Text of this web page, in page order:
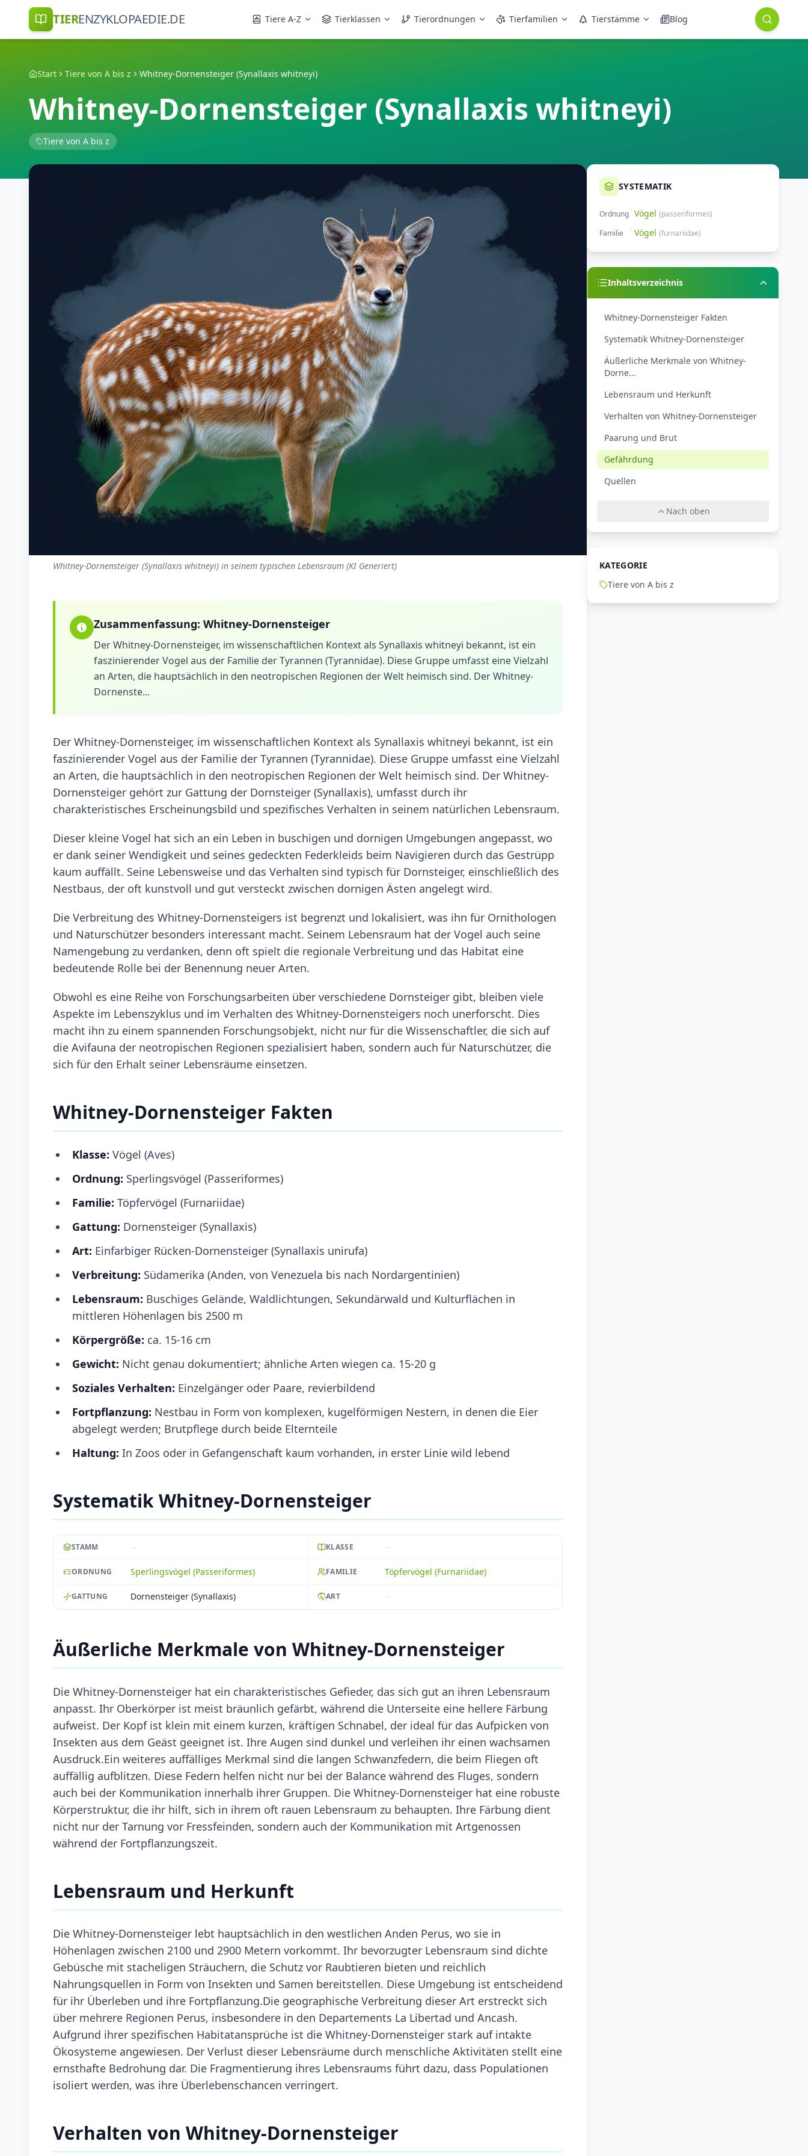
TIERENZYKLOPAEDIE.DE Tiere A-Z Tierklassen Tierordnungen Tierfamilien Tierstämme Blog
Start Tiere von A bis z Whitney-Dornensteiger (Synallaxis whitneyi)
Whitney-Dornensteiger (Synallaxis whitneyi)
Tiere von A bis z
Whitney-Dornensteiger (Synallaxis whitneyi) in seinem typischen Lebensraum (KI Generiert)
Zusammenfassung: Whitney-Dornensteiger
Der Whitney-Dornensteiger, im wissenschaftlichen Kontext als Synallaxis whitneyi bekannt, ist ein
faszinierender Vogel aus der Familie der Tyrannen (Tyrannidae). Diese Gruppe umfasst eine Vielzahl
an Arten, die hauptsächlich in den neotropischen Regionen der Welt heimisch sind. Der Whitney-
Dornenste...
Der Whitney-Dornensteiger, im wissenschaftlichen Kontext als Synallaxis whitneyi bekannt, ist ein
faszinierender Vogel aus der Familie der Tyrannen (Tyrannidae). Diese Gruppe umfasst eine Vielzahl
an Arten, die hauptsächlich in den neotropischen Regionen der Welt heimisch sind. Der Whitney-
Dornensteiger gehört zur Gattung der Dornsteiger (Synallaxis), umfasst durch ihr
charakteristisches Erscheinungsbild und spezifisches Verhalten in seinem natürlichen Lebensraum.
Dieser kleine Vogel hat sich an ein Leben in buschigen und dornigen Umgebungen angepasst, wo
er dank seiner Wendigkeit und seines gedeckten Federkleids beim Navigieren durch das Gestrüpp
kaum auffällt. Seine Lebensweise und das Verhalten sind typisch für Dornsteiger, einschließlich des
Nestbaus, der oft kunstvoll und gut versteckt zwischen dornigen Ästen angelegt wird.
Die Verbreitung des Whitney-Dornensteigers ist begrenzt und lokalisiert, was ihn für Ornithologen
und Naturschützer besonders interessant macht. Seinem Lebensraum hat der Vogel auch seine
Namengebung zu verdanken, denn oft spielt die regionale Verbreitung und das Habitat eine
bedeutende Rolle bei der Benennung neuer Arten.
Obwohl es eine Reihe von Forschungsarbeiten über verschiedene Dornsteiger gibt, bleiben viele
Aspekte im Lebenszyklus und im Verhalten des Whitney-Dornensteigers noch unerforscht. Dies
macht ihn zu einem spannenden Forschungsobjekt, nicht nur für die Wissenschaftler, die sich auf
die Avifauna der neotropischen Regionen spezialisiert haben, sondern auch für Naturschützer, die
sich für den Erhalt seiner Lebensräume einsetzen.
Whitney-Dornensteiger Fakten
Klasse: Vögel (Aves)
Ordnung: Sperlingsvögel (Passeriformes)
Familie: Töpfervögel (Furnariidae)
Gattung: Dornensteiger (Synallaxis)
Art: Einfarbiger Rücken-Dornensteiger (Synallaxis unirufa)
Verbreitung: Südamerika (Anden, von Venezuela bis nach Nordargentinien)
Lebensraum: Buschiges Gelände, Waldlichtungen, Sekundärwald und Kulturflächen in
mittleren Höhenlagen bis 2500 m
Körpergröße: ca. 15-16 cm
Gewicht: Nicht genau dokumentiert; ähnliche Arten wiegen ca. 15-20 g
Soziales Verhalten: Einzelgänger oder Paare, revierbildend
Fortpflanzung: Nestbau in Form von komplexen, kugelförmigen Nestern, in denen die Eier
abgelegt werden; Brutpflege durch beide Elternteile
Haltung: In Zoos oder in Gefangenschaft kaum vorhanden, in erster Linie wild lebend
Systematik Whitney-Dornensteiger
STAMM -- KLASSE --
ORDNUNG Sperlingsvögel (Passeriformes) FAMILIE Töpfervögel (Furnariidae)
GATTUNG Dornensteiger (Synallaxis) ART --
Äußerliche Merkmale von Whitney-Dornensteiger
Die Whitney-Dornensteiger hat ein charakteristisches Gefieder, das sich gut an ihren Lebensraum
anpasst. Ihr Oberkörper ist meist bräunlich gefärbt, während die Unterseite eine hellere Färbung
aufweist. Der Kopf ist klein mit einem kurzen, kräftigen Schnabel, der ideal für das Aufpicken von
Insekten aus dem Geäst geeignet ist. Ihre Augen sind dunkel und verleihen ihr einen wachsamen
Ausdruck.Ein weiteres auffälliges Merkmal sind die langen Schwanzfedern, die beim Fliegen oft
auffällig aufblitzen. Diese Federn helfen nicht nur bei der Balance während des Fluges, sondern
auch bei der Kommunikation innerhalb ihrer Gruppen. Die Whitney-Dornensteiger hat eine robuste
Körperstruktur, die ihr hilft, sich in ihrem oft rauen Lebensraum zu behaupten. Ihre Färbung dient
nicht nur der Tarnung vor Fressfeinden, sondern auch der Kommunikation mit Artgenossen
während der Fortpflanzungszeit.
Lebensraum und Herkunft
Die Whitney-Dornensteiger lebt hauptsächlich in den westlichen Anden Perus, wo sie in
Höhenlagen zwischen 2100 und 2900 Metern vorkommt. Ihr bevorzugter Lebensraum sind dichte
Gebüsche mit stacheligen Sträuchern, die Schutz vor Raubtieren bieten und reichlich
Nahrungsquellen in Form von Insekten und Samen bereitstellen. Diese Umgebung ist entscheidend
für ihr Überleben und ihre Fortpflanzung.Die geographische Verbreitung dieser Art erstreckt sich
über mehrere Regionen Perus, insbesondere in den Departements La Libertad und Ancash.
Aufgrund ihrer spezifischen Habitatansprüche ist die Whitney-Dornensteiger stark auf intakte
Ökosysteme angewiesen. Der Verlust dieser Lebensräume durch menschliche Aktivitäten stellt eine
ernsthafte Bedrohung dar. Die Fragmentierung ihres Lebensraums führt dazu, dass Populationen
isoliert werden, was ihre Überlebenschancen verringert.
Verhalten von Whitney-Dornensteiger
SYSTEMATIK
Ordnung Vögel (passeriformes)
Familie
Vögel (furnariidae)
Inhaltsverzeichnis
Whitney-Dornensteiger Fakten
Systematik Whitney-Dornensteiger
Äußerliche Merkmale von Whitney-
Dorne...
Lebensraum und Herkunft
Verhalten von Whitney-Dornensteiger
Paarung und Brut
Gefährdung
Quellen
Nach oben
KATEGORIE
Tiere von A bis z